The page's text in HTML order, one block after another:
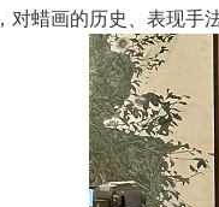
对蜡画的历史、表现手